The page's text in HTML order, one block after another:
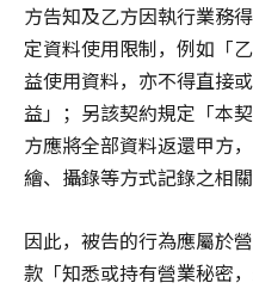
方告知及乙方因執行業務
定資料使用限制，例如「
益使用資料，亦不得直接
益」；另該契約規定「本
方應將全部資料返還甲方
繪、攝錄等方式記錄之相
因此，被告的行為應屬於
款「知悉或持有營業秘密